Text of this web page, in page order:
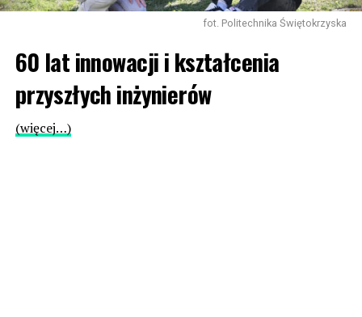
fot. Politechnika Świętokrzyska
60 lat innowacji i kształcenia
przyszłych inżynierów
(więcej…)